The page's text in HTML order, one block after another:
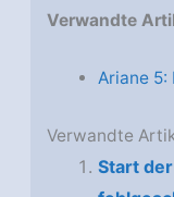
Verwandte
Ariane 5:
Verwandte
Start